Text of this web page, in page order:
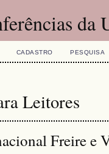
da
CADASTRO PESQUISA
Leitores
Freire e